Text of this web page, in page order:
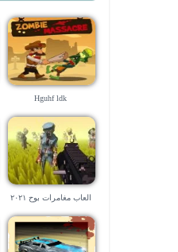
Hguhf ldk
العاب مغامرات بوح ٢٠٢١